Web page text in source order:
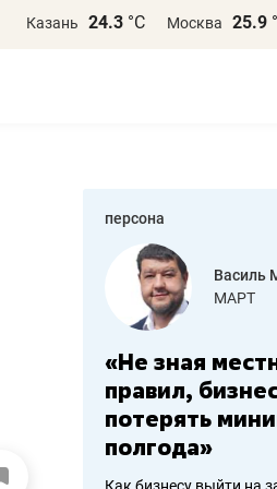
Казань 24.3 °С Москва 25.9
персона
Василь
МАРТ
«Не зная
правил,
потерять
полгода»